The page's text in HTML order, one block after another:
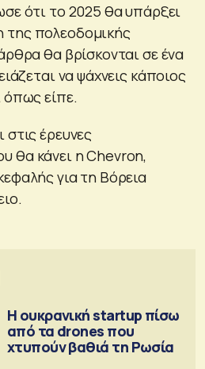
ότι το 2025 θα υπάρξει
πολεοδομικής
θα βρίσκονται σε ένα
να ψάχνεις κάποιος
όπως είπε.
στις έρευνες
θα κάνει η Chevron,
για τη Βόρεια
Η ουκρανική startup πίσω
από τα drones που
χτυπούν βαθιά τη Ρωσία